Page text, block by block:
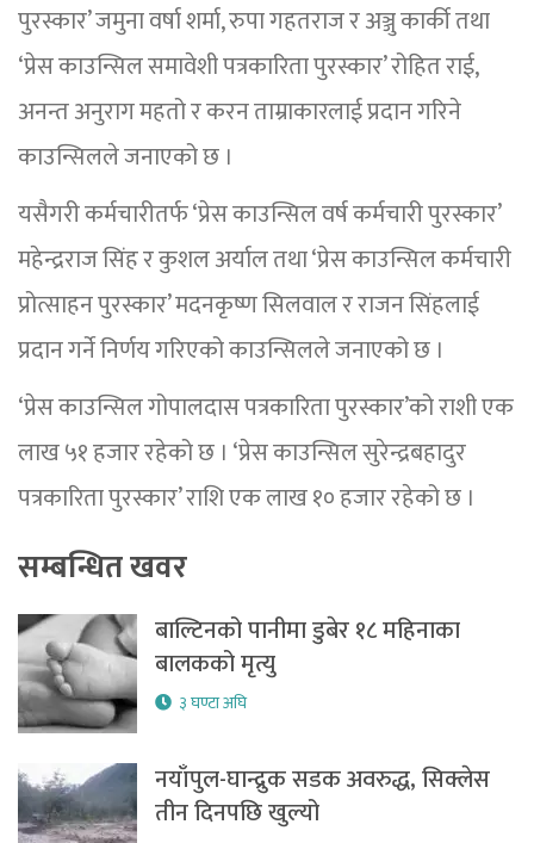
पुरस्कार’ जमुना वर्षा शर्मा, रुपा गहतराज र अञ्जु कार्की तथा
‘प्रेस काउन्सिल समावेशी पत्रकारिता पुरस्कार’ रोहित राई,
अनन्त अनुराग महतो र करन ताम्राकारलाई प्रदान गरिने
काउन्सिलले जनाएको छ ।
यसैगरी कर्मचारीतर्फ ‘प्रेस काउन्सिल वर्ष कर्मचारी पुरस्कार’
महेन्द्रराज सिंह र कुशल अर्याल तथा ‘प्रेस काउन्सिल कर्मचारी
प्रोत्साहन पुरस्कार’ मदनकृष्ण सिलवाल र राजन सिंहलाई
प्रदान गर्ने निर्णय गरिएको काउन्सिलले जनाएको छ ।
‘प्रेस काउन्सिल गोपालदास पत्रकारिता पुरस्कार’को राशी एक
लाख ५१ हजार रहेको छ । ‘प्रेस काउन्सिल सुरेन्द्रबहादुर
पत्रकारिता पुरस्कार’ राशि एक लाख १० हजार रहेको छ ।
सम्बन्धित खवर
बाल्टिनको पानीमा डुबेर १८ महिनाका
बालकको मृत्यु
३ घण्टा अघि
नयाँपुल-घान्द्रुक सडक अवरुद्ध, सिक्लेस
तीन दिनपछि खुल्यो